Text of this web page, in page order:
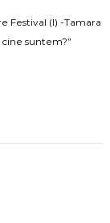
Festival (I) -Tamara
suntem?”